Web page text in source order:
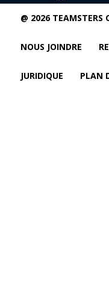
@ 2026 TEAMSTERS
NOUS JOINDRE
JURIDIQUE PLAN